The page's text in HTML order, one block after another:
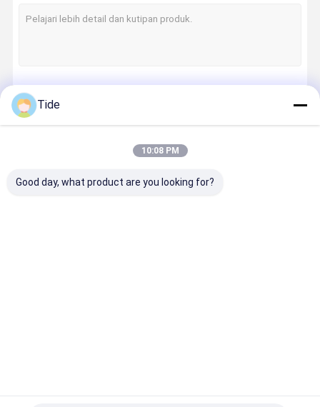
Dalam pompa booster baris
Penukar panas pelat
Tide
10:08 PM
Good day, what product are you looking for?